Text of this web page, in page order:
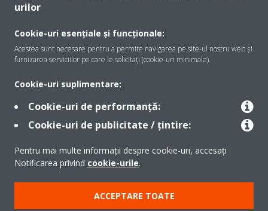
Despre Daikin
Contact
Produse
Copyright © Daikin
urilor
Cookie-uri esențiale și funcționale:
Acestea sunt necesare pentru a permite navigarea pe site-ul nostru web și
furnizarea serviciilor pe care le solicitați (cookie-uri minimale).
Cookie-uri suplimentare:
Cookie-uri de performanță:
Cookie-uri de publicitate / țintire:
Pentru mai multe informații despre cookie-uri, accesați
Notificarea privind cookie-urile.
ACCEPTARE TOATE